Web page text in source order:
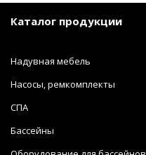
Каталог продукции
Надувная мебель
Насосы, ремкомплекты
СПА
Бассейны